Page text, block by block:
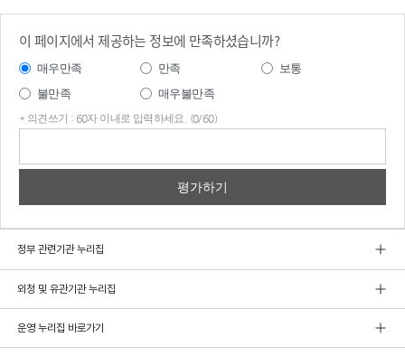
이 페이지에서 제공하는 정보에 만족하셨습니까?
매우만족 만족
보통
불만족
매우불만족
* 의견쓰기 : 60자 이내로 입력하세요. (0/60)
정부 관련기관 누리집
외청 및 유관기관 누리집
운영 누리집 바로가기